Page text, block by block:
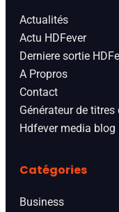
Actualités
Actu HDFever
Derniere sortie
A Propros
Contact
Générateur de
Hdfever media blog
Catégories
Business